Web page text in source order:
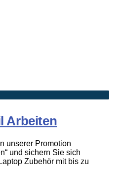
Arbeiten
unserer Promotion
und sichern Sie sich
Zubehör mit bis zu